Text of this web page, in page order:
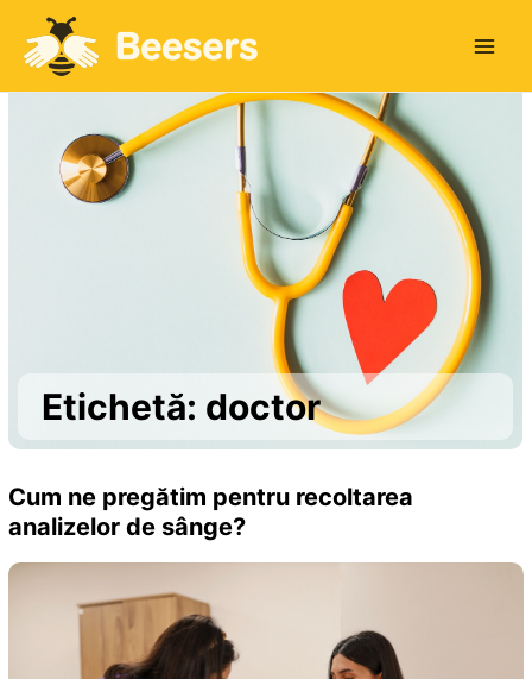
Etichetă: doctor
Cum ne pregătim pentru recoltarea
analizelor de sânge?